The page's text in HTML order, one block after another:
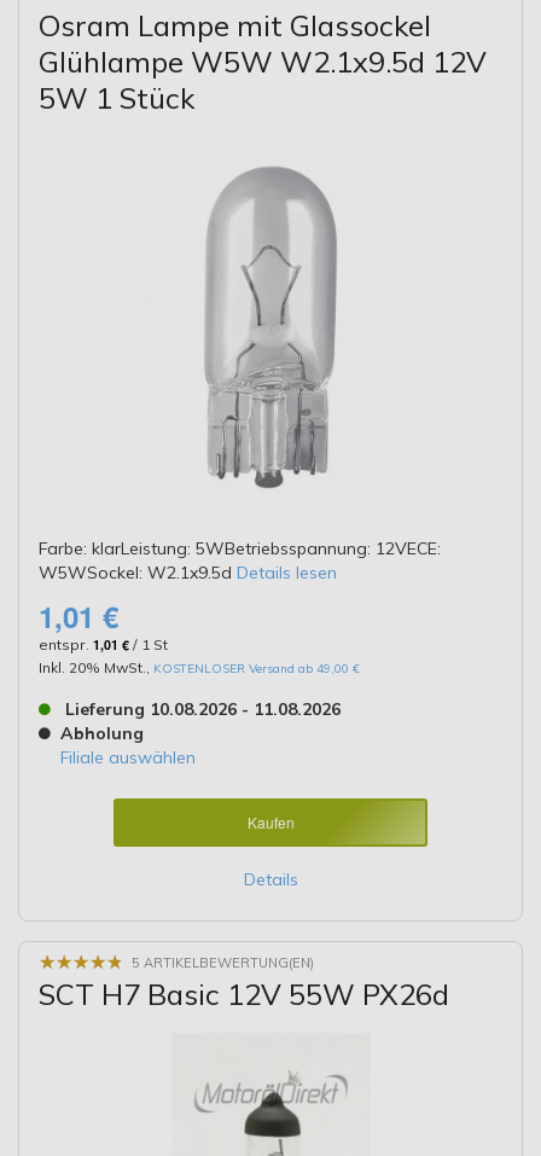
Osram Lampe mit Glassockel
Glühlampe W5W W2.1x9.5d 12V
5W 1 Stück
Farbe: klarLeistung: 5WBetriebsspannung: 12VECE:
W5WSockel: W2.1x9.5d Details lesen
1,01 €
entspr. 1,01 € / 1 St
Inkl. 20% MwSt.
KOSTENLOSER Versand ab 49,00 €
Lieferung 10.08.2026 - 11.08.2026
Abholung
Filiale auswählen
Kaufen
Details
★★★★★
★★★★★ 5 ARTIKELBEWERTUNG(EN)
SCT H7 Basic 12V 55W PX26d